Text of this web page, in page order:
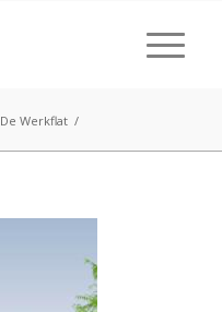
De Werkflat /